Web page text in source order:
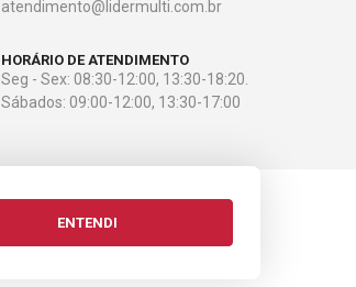
atendimento@lidermulti.com.br
HORÁRIO DE ATENDIMENTO
Seg - Sex: 08:30-12:00, 13:30-18:20.
Sábados: 09:00-12:00, 13:30-17:00
ENTENDI